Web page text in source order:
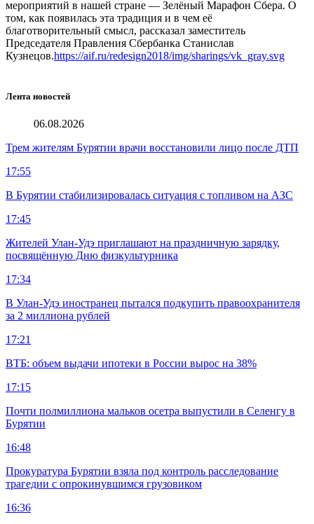
мероприятий в нашей стране — Зелёный Марафон Сбера. О
том, как появилась эта традиция и в чем её
благотворительный смысл, рассказал заместитель
Председателя Правления Сбербанка Станислав
Кузнецов.https://aif.ru/redesign2018/img/sharings/vk_gray.svg
Лента новостей
06.08.2026
Трем жителям Бурятии врачи восстановили лицо после ДТП
17:55
В Бурятии стабилизировалась ситуация с топливом на АЗС
17:45
Жителей Улан-Удэ приглашают на праздничную зарядку,
посвящённую Дню физкультурника
17:34
В Улан-Удэ иностранец пытался подкупить правоохранителя
за 2 миллиона рублей
17:21
ВТБ: объем выдачи ипотеки в России вырос на 38%
17:15
Почти полмиллиона мальков осетра выпустили в Селенгу в
Бурятии
16:48
Прокуратура Бурятии взяла под контроль расследование
трагедии с опрокинувшимся грузовиком
16:36